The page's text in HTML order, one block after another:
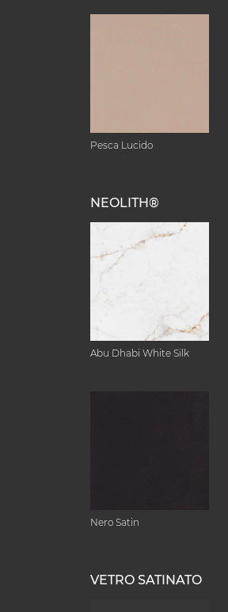
Pesca Lucido
NEOLITH®
Abu Dhabi White Silk
Nero Satin
VETRO SATINATO